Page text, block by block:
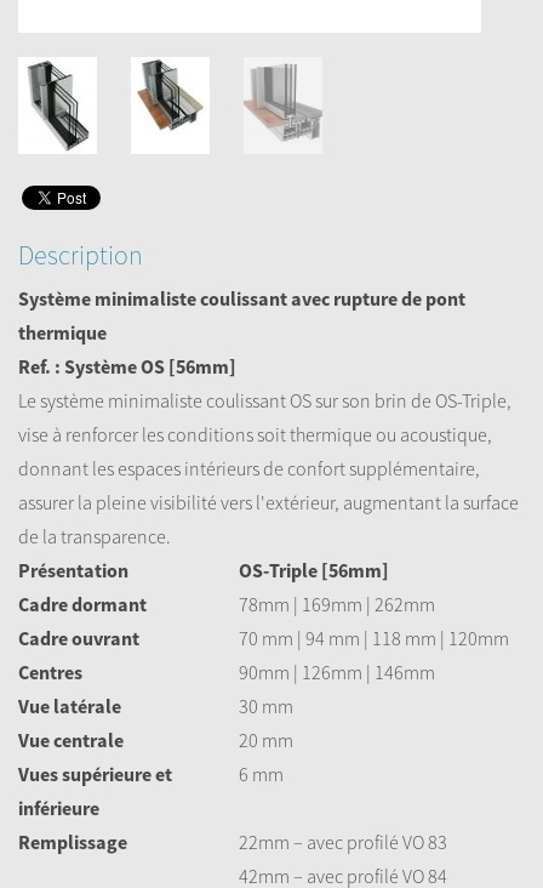
Description
Système minimaliste coulissant avec rupture de pont
thermique
Ref. : Système OS [56mm]
Le système minimaliste coulissant OS sur son brin de OS-Triple,
vise à renforcer les conditions soit thermique ou acoustique,
donnant les espaces intérieurs de confort supplémentaire,
assurer la pleine visibilité vers l'extérieur, augmentant la surface
de la transparence.
Présentation
OS-Triple [56mm]
Cadre dormant
78mm | 169mm | 262mm
Cadre ouvrant
70 mm | 94 mm | 118 mm | 120mm
Centres
90mm | 126mm | 146mm
Vue latérale
30 mm
Vue centrale
20 mm
Vues supérieure et
inférieure
6 mm
Remplissage
22mm – avec profilé VO 83
42mm – avec profilé VO 84